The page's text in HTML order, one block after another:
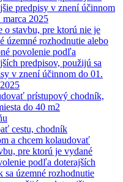
predpisy v znení účinnom
marca 2025
o stavbu, pre ktorú nie je
územné rozhodnutie alebo
povolenie podľa
predpisov, použijú sa
v znení účinnom do 01.
prístupový chodník,
do 40 m2
cestu, chodník
a chcem kolaudovať
pre ktorú je vydané
podľa doterajších
sa územné rozhodnutie